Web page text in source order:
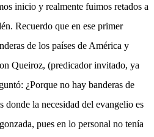
inicio y realmente fuimos retados a
Recuerdo que en ese primer
de los países de América y
Queiroz, (predicador invitado, ya
¿Porque no hay banderas de
donde la necesidad del evangelio es
pues en lo personal no tenía